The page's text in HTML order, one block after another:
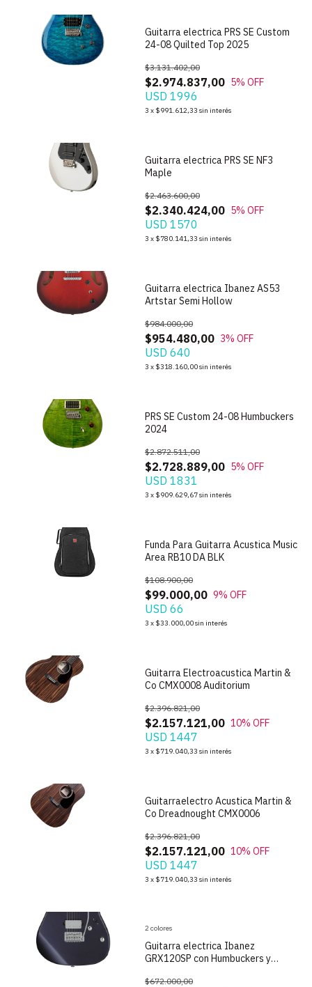
Guitarra electrica PRS SE Custom
24-08 Quilted Top 2025
$2.974.837,00
$3.131.402,00
5% OFF
USD 1996
3 x $991.612,33 sin interés
Guitarra electrica PRS SE NF3
Maple
$2.340.424,00
$2.463.600,00
5% OFF
USD 1570
3 x $780.141,33 sin interés
Guitarra electrica Ibanez AS53
Artstar Semi Hollow
$954.480,00
$984.000,00
3% OFF
USD 640
3 x $318.160,00sin interés
PRS SE Custom 24-08 Humbuckers
2024
$2.728.889,00
$2.872.511,00
5% OFF
USD 1831
3 x $909.629,67sin interés
Funda Para Guitarra Acustica Music
Area RB10 DA BLK
$99.000,00
$108.900,00
9% OFF
USD 66
3 x $33.000,00sin interés
Guitarra Electroacustica Martin &
Co CMX0008 Auditorium
$2.157.121,00
$2.396.821,00
10% OFF
USD 1447
3 x $719.040,33 sin interés
Guitarraelectro Acustica Martin &
Co Dreadnought CMX0006
$2.157.121,00
$2.396.821,00
10% OFF
USD 1447
3 x $719.040,33 sin interés
Guitarra electrica Ibanez
GRX120SP con Humbuckers y
$672.000,00
2 colores